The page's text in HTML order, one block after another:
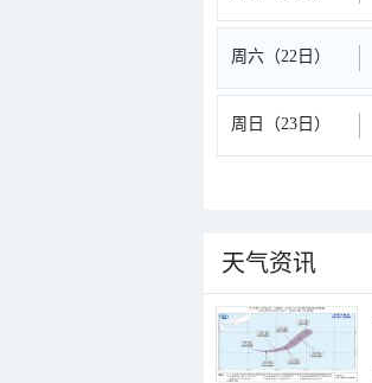
周六（22日）
周日（23日）
天气资讯